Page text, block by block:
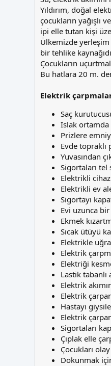
Yıldırım, doğal
çocukların yağışlı
ipi elle tutan kişi
Ülkemizde yerleşim
bir tehlike
Çocukların
Bu hatlara 20 m.
Elektrik
Saç
Islak ortamda
Prizlere
Evde topraklı
Yuvasından
Sigortaları
Elektrikli
Elektrikli ev
Sigortayı
Evi uzunca
Ekmek
Sıcak ütüyü
Elektrikle
Elektrik
Elektriği
Lastik
Elektrik
Elektrik
Hastayı
Elektrik
Sigortaları
Çıplak elle
Çocukları
Dokunmak